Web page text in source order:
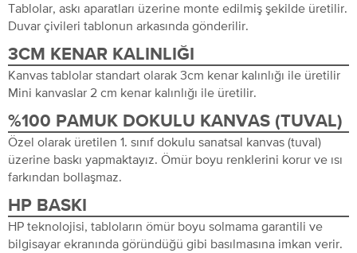
Tablolar, askı aparatları üzerine monte edilmiş şekilde üretilir.
Duvar çivileri tablonun arkasında gönderilir.
3CM KENAR KALINLIĞI
Kanvas tablolar standart olarak 3cm kenar kalınlığı ile üretilir
Mini kanvaslar 2 cm kenar kalınlığı ile üretilir.
%100 PAMUK DOKULU KANVAS (TUVAL)
Özel olarak üretilen 1. sınıf dokulu sanatsal kanvas (tuval)
üzerine baskı yapmaktayız. Ömür boyu renklerini korur ve ısı
farkından bollaşmaz.
HP BASKI
HP teknolojisi, tabloların ömür boyu solmama garantili ve
bilgisayar ekranında göründüğü gibi basılmasına imkan verir.